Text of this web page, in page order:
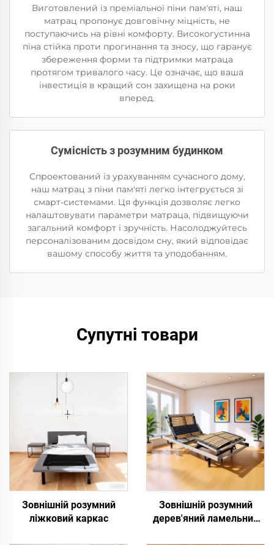
Виготовлений із преміальної піни пам'яті, наш
матрац пропонує довговічну міцність, не
поступаючись на рівні комфорту. Високогустинна
піна стійка проти прогинання та зносу, що гаранує
збереження форми та підтримки матраца
протягом тривалого часу. Це означає, що ваша
інвестиція в кращий сон захищена на роки
вперед.
Сумісність з розумним будинком
Спроектований із урахуванням сучасного дому,
наш матрац з піни пам'яті легко інтегрується зі
смарт-системами. Ця функція дозволяє легко
налаштовувати параметри матраца, підвищуючи
загальний комфорт і зручність. Насолоджуйтесь
персоналізованим досвідом сну, який відповідає
вашому способу життя та уподобанням.
Супутні товари
Зовнішній розумний
ліжковий каркас
Зовнішній розумний
дерев'яний ламельний